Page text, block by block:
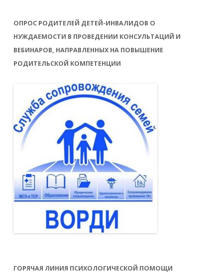
ОПРОС РОДИТЕЛЕЙ ДЕТЕЙ-ИНВАЛИДОВ О
НУЖДАЕМОСТИ В ПРОВЕДЕНИИ КОНСУЛЬТАЦИЙ И
ВЕБИНАРОВ, НАПРАВЛЕННЫХ НА ПОВЫШЕНИЕ
РОДИТЕЛЬСКОЙ КОМПЕТЕНЦИИ
ГОРЯЧАЯ ЛИНИЯ ПСИХОЛОГИЧЕСКОЙ ПОМОЩИ